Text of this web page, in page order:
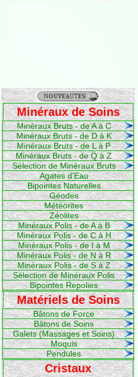
Minéraux de Soins
Minéraux Bruts - de A à C
Minéraux Bruts - de D à K
Minéraux Bruts - de L à P
Minéraux Bruts - de Q à Z
Sélection de Minéraux Bruts
Agates d'Eau
Bipointes Naturelles
Géodes
Météorites
Zéolites
Minéraux Polis - de A à B
Minéraux Polis - de C à H
Minéraux Polis - de I à M
Minéraux Polis - de N à R
Minéraux Polis - de S à Z
Sélection de Minéraux Polis
Bipointes Repolies
Matériels de Soins
Bâtons de Force
Bâtons de Soins
Galets (Massages et Soins)
Moquis
Pendules
Cristaux